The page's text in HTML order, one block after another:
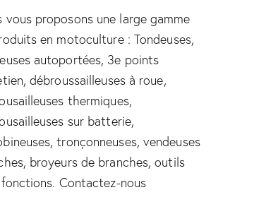
vous proposons une large gamme
en motoculture : Tondeuses,
autoportées, 3e points
débroussailleuses à roue,
thermiques,
sur batterie,
tronçonneuses, vendeuses
broyeurs de branches, outils
Contactez-nous